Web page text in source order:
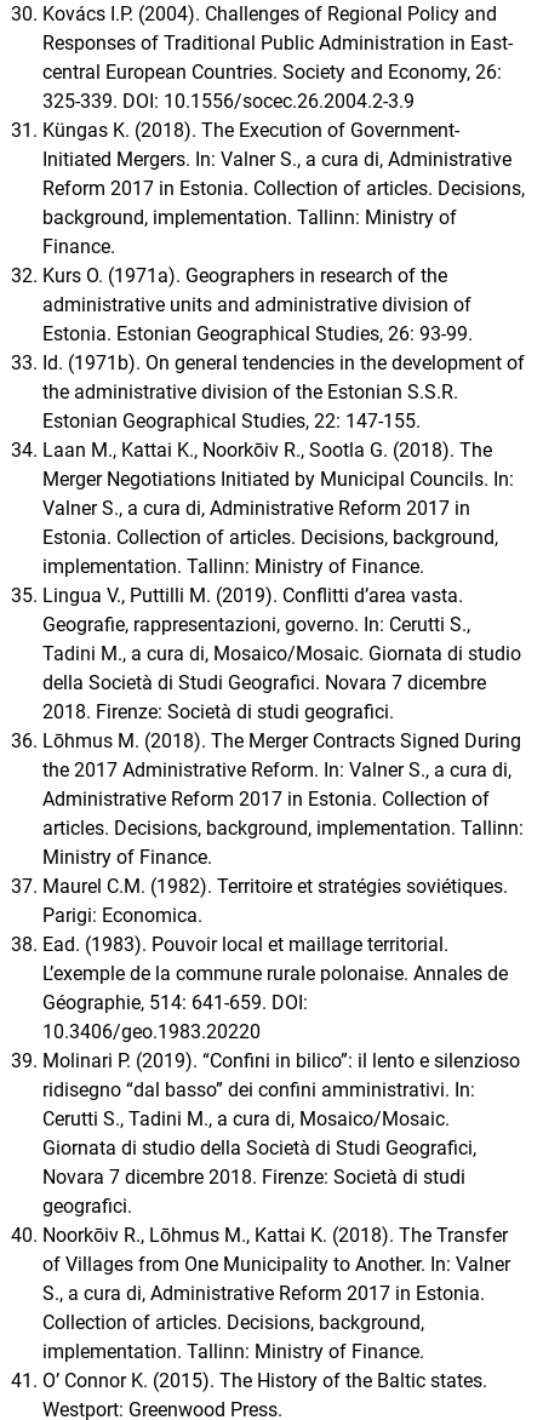
Kovács I.P. (2004). Challenges of Regional Policy and
Responses of Traditional Public Administration in East-
central European Countries. Society and Economy, 26:
325-339. DOI: 10.1556/socec.26.2004.2-3.9
Küngas K. (2018). The Execution of Government-
Initiated Mergers. In: Valner S., a cura di, Administrative
Reform 2017 in Estonia. Collection of articles. Decisions,
background, implementation. Tallinn: Ministry of
Finance.
Kurs O. (1971a). Geographers in research of the
administrative units and administrative division of
Estonia. Estonian Geographical Studies, 26: 93-99.
Id. (1971b). On general tendencies in the development of
the administrative division of the Estonian S.S.R.
Estonian Geographical Studies, 22: 147-155.
Laan M., Kattai K., Noorkōiv R., Sootla G. (2018). The
Merger Negotiations Initiated by Municipal Councils. In:
Valner S., a cura di, Administrative Reform 2017 in
Estonia. Collection of articles. Decisions, background,
implementation. Tallinn: Ministry of Finance.
Lingua V., Puttilli M. (2019). Conflitti d’area vasta.
Geografie, rappresentazioni, governo. In: Cerutti S.,
Tadini M., a cura di, Mosaico/Mosaic. Giornata di studio
della Società di Studi Geografici. Novara 7 dicembre
2018. Firenze: Società di studi geografici.
Lōhmus M. (2018). The Merger Contracts Signed During
the 2017 Administrative Reform. In: Valner S., a cura di,
Administrative Reform 2017 in Estonia. Collection of
articles. Decisions, background, implementation. Tallinn:
Ministry of Finance.
Maurel C.M. (1982). Territoire et stratégies soviétiques.
Parigi: Economica.
Ead. (1983). Pouvoir local et maillage territorial.
L’exemple de la commune rurale polonaise. Annales de
Géographie, 514: 641-659. DOI:
10.3406/geo.1983.20220
Molinari P. (2019). “Confini in bilico”: il lento e silenzioso
ridisegno “dal basso” dei confini amministrativi. In:
Cerutti S., Tadini M., a cura di, Mosaico/Mosaic.
Giornata di studio della Società di Studi Geografici,
Novara 7 dicembre 2018. Firenze: Società di studi
geografici.
Noorkōiv R., Lōhmus M., Kattai K. (2018). The Transfer
of Villages from One Municipality to Another. In: Valner
S., a cura di, Administrative Reform 2017 in Estonia.
Collection of articles. Decisions, background,
implementation. Tallinn: Ministry of Finance.
O’ Connor K. (2015). The History of the Baltic states.
Westport: Greenwood Press.